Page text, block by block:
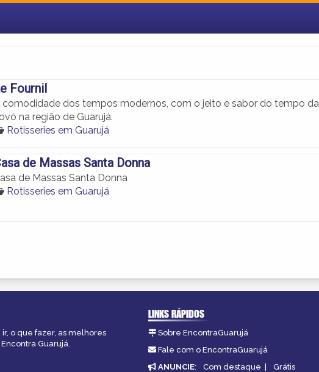
Fournil
comodidade dos tempos modernos, com o jeito e sabor do tempo da
na região de Guarujá.
Rotisseries em Guarujá
de Massas Santa Donna
de Massas Santa Donna
Rotisseries em Guarujá
o que fazer, as melhores
Guarujá.
LINKS RÁPIDOS
Sobre EncontraGuarujá
Fale com o EncontraGuarujá
ANUNCIE: Com destaque | Grátis